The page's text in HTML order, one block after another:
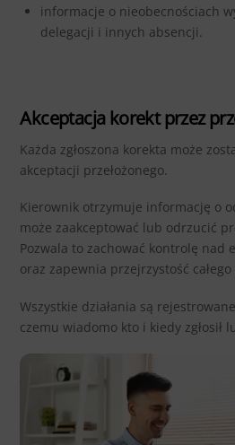
informacje o nieobecnościach
delegacji i innych absencji.
Akceptacja korekt przez
Każda zgłoszona korekta może
akceptacji przełożonego.
Kierownik otrzymuje informację o
może zaakceptować lub odrzucić
Pozwala to zachować kontrolę nad
oraz zapewnia przejrzystość
Wszystkie działania są
czemu wiadomo kto i kiedy zgłosił